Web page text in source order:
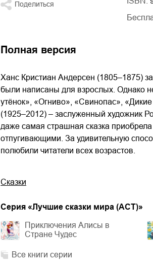
Поделиться
Полная версия
Ханс Кристиан Андерсен (1805–1875)
были написаны для взрослых. Однако
утёнок», «Огниво», «Свинопас»,
(1925–2012) – заслуженный художник
даже самая страшная сказка
отпугивающими. За удивительную
полюбили читатели всех возрастов.
Сказки
Cерия «Лучшие сказки мира (АСТ)»
Приключения Алисы в
Стране Чудес
Все книги серии